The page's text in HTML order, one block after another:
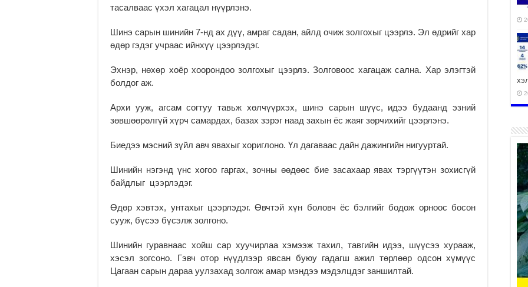
тасалваас үхэл хагацал нүүрлэнэ.
Шинэ сарын шинийн 7-нд ах дүү, амраг садан, айлд очиж золгохыг цээрлэ. Эл өдрийг хар
өдөр гэдэг учраас ийнхүү цээрлэдэг.
Эхнэр, нөхөр хоёр хоорондоо золгохыг цээрлэ. Золговоос хагацаж сална. Хар элэгтэй
болдог аж.
Архи ууж, агсам согтуу тавьж хөлчүүрхэх, шинэ сарын шүүс, идээ будаанд эзний
зөвшөөрөлгүй хүрч самардах, базах зэрэг наад захын ёс жаяг зөрчихийг цээрлэнэ.
Биедээ мэсний зүйл авч явахыг хориглоно. Үл дагаваас дайн дажингийн нигууртай.
Шинийн нэгэнд үнс хогоо гаргах, зочны өөдөөс бие засахаар явах тэргүүтэн зохисгүй
байдлыг цээрлэдэг.
Өдөр хэвтэх, унтахыг цээрлэдэг. Өвчтэй хүн боловч ёс бэлгийг бодож орноос босон
сууж, бүсээ бүсэлж золгоно.
Шинийн гуравнаас хойш сар хуучирлаа хэмээж тахил, тавгийн идээ, шүүсээ хурааж,
хэсэл зогсоно. Гэвч отор нүүдлээр явсан буюу гадагш ажил төрлөөр одсон хүмүүс
Цагаан сарын дараа уулзахад золгож амар мэндээ мэдэлцдэг заншилтай.